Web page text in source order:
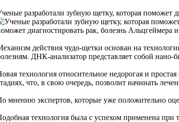
разработали зубную щетку, которая поможет
диагностировать рак, болезнь Альцгеймера
действия чудо-щетки основан на
ДНК-анализатор представляет собой
технология относительное недорогая и
что, в свою очередь, позволит начинать
мнению экспертов, которые уже положительно
технология была с успехом применена